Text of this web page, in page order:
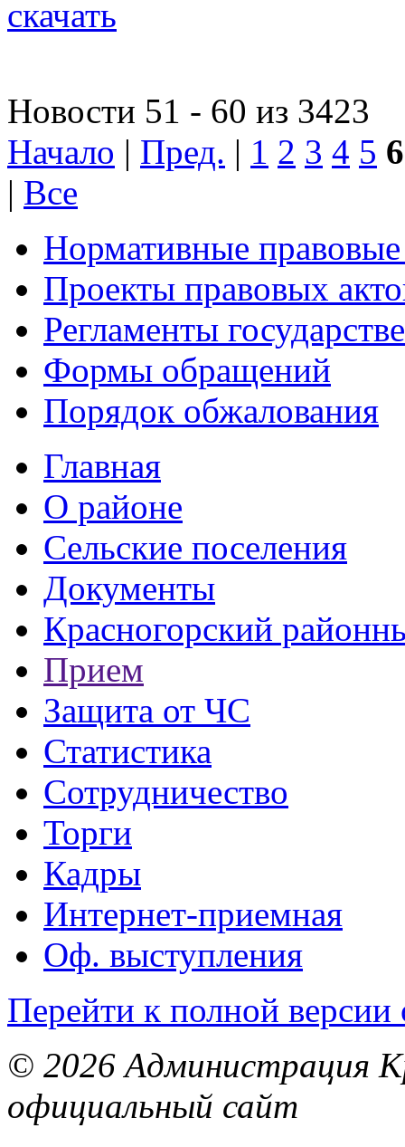
скачать
Новости 51 - 60 из 3423
Начало | Пред. | 1 2 3 4 5 6
| Все
Нормативные
Проекты правовых
Регламенты
Формы обращений
Порядок обжалования
Главная
О районе
Сельские поселения
Документы
Красногорский
Прием
Защита от ЧС
Статистика
Сотрудничество
Торги
Кадры
Интернет-приемная
Оф. выступления
Перейти к полной версии
© 2026 Администрация
официальный сайт